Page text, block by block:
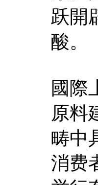
跃開
酸。
國際
原料
畴中
消费